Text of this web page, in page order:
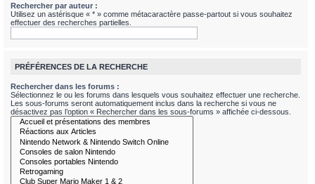
Rechercher par auteur :
Utilisez un astérisque « * » comme métacaractère passe-partout si vous souhaitez
effectuer des recherches partielles.
PRÉFÉRENCES DE LA RECHERCHE
Rechercher dans les forums :
Sélectionnez le ou les forums dans lesquels vous souhaitez effectuer une recherche.
Les sous-forums seront automatiquement inclus dans la recherche si vous ne
désactivez pas l’option « Rechercher dans les sous-forums » affichée ci-dessous.